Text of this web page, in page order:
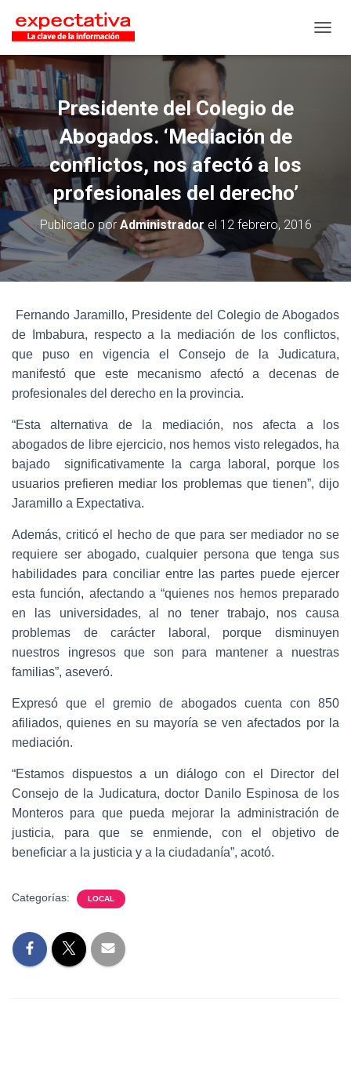
Presidente del Colegio de
Abogados. ‘Mediación de
conflictos, nos afectó a los
profesionales del derecho’
Publicado por Administradorel 12 febrero, 2016
Fernando Jaramillo, Presidente del Colegio de Abogados
de Imbabura, respecto a la mediación de los conflictos,
que puso en vigencia el Consejo de la Judicatura,
manifestó que este mecanismo afectó a decenas de
profesionales del derecho en la provincia.
“Esta alternativa de la mediación, nos afecta a los
abogados de libre ejercicio, nos hemos visto relegados, ha
bajado significativamente la carga laboral, porque los
usuarios prefieren mediar los problemas que tienen”, dijo
Jaramillo a Expectativa.
Además, criticó el hecho de que para ser mediador no se
requiere ser abogado, cualquier persona que tenga sus
habilidades para conciliar entre las partes puede ejercer
esta función, afectando a “quienes nos hemos preparado
en las universidades, al no tener trabajo, nos causa
problemas de carácter laboral, porque disminuyen
nuestros ingresos que son para mantener a nuestras
familias”, aseveró.
Expresó que el gremio de abogados cuenta con 850
afiliados, quienes en su mayoría se ven afectados por la
mediación.
“Estamos dispuestos a un diálogo con el Director del
Consejo de la Judicatura, doctor Danilo Espinosa de los
Monteros para que pueda mejorar la administración de
justicia, para que se enmiende, con el objetivo de
beneficiar a la justicia y a la ciudadanía”, acotó.
Categorías: LOCAL